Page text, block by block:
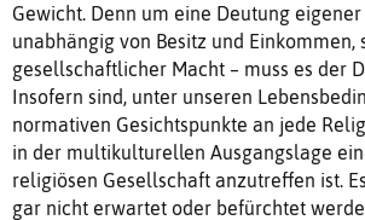
Gewicht. Denn um eine Deutung
unabhängig von Besitz und Einkommen,
gesellschaftlicher Macht – muss es der
Insofern sind, unter unseren
normativen Gesichtspunkte an jede
in der multikulturellen Ausgangslage
religiösen Gesellschaft anzutreffen ist.
gar nicht erwartet oder befürchtet